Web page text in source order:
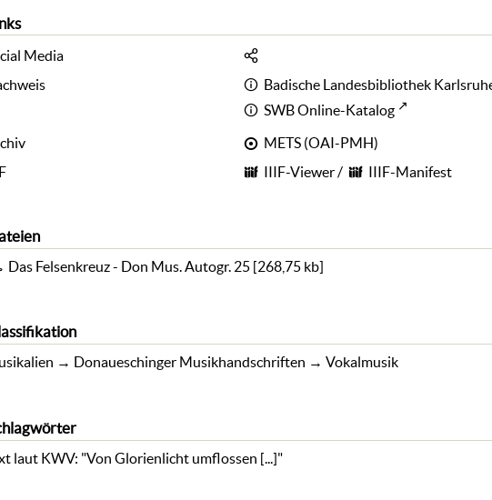
Media
Badische Landesbibliothek
SWB Online-Katalog
METS (OAI-PMH)
IIIF-Viewer/ IIIF-Manifest
Das Felsenkreuz - Don Mus. Autogr. 25[268,75 kb]
→ Donaueschinger Musikhandschriften →Vokalmusik
laut KWV: "Von Glorienlicht umflossen [...]"